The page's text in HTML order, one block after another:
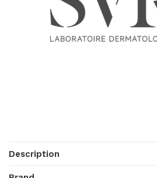
Description